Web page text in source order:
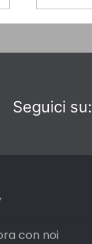
Seguici su:
con noi